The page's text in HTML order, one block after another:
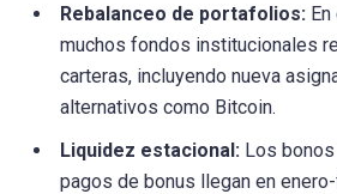
Rebalanceo de portafolios:
muchos fondos institucionales
carteras, incluyendo nueva
alternativos como Bitcoin.
Liquidez estacional: Los
pagos de bonus llegan en